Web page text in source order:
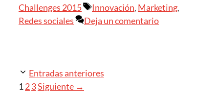
Challenges 2015
Etiquetas
Innovación, Marketing,
Redes sociales
Deja un comentario
Entradas anteriores
Página
1 Página
2Página
3Siguiente →